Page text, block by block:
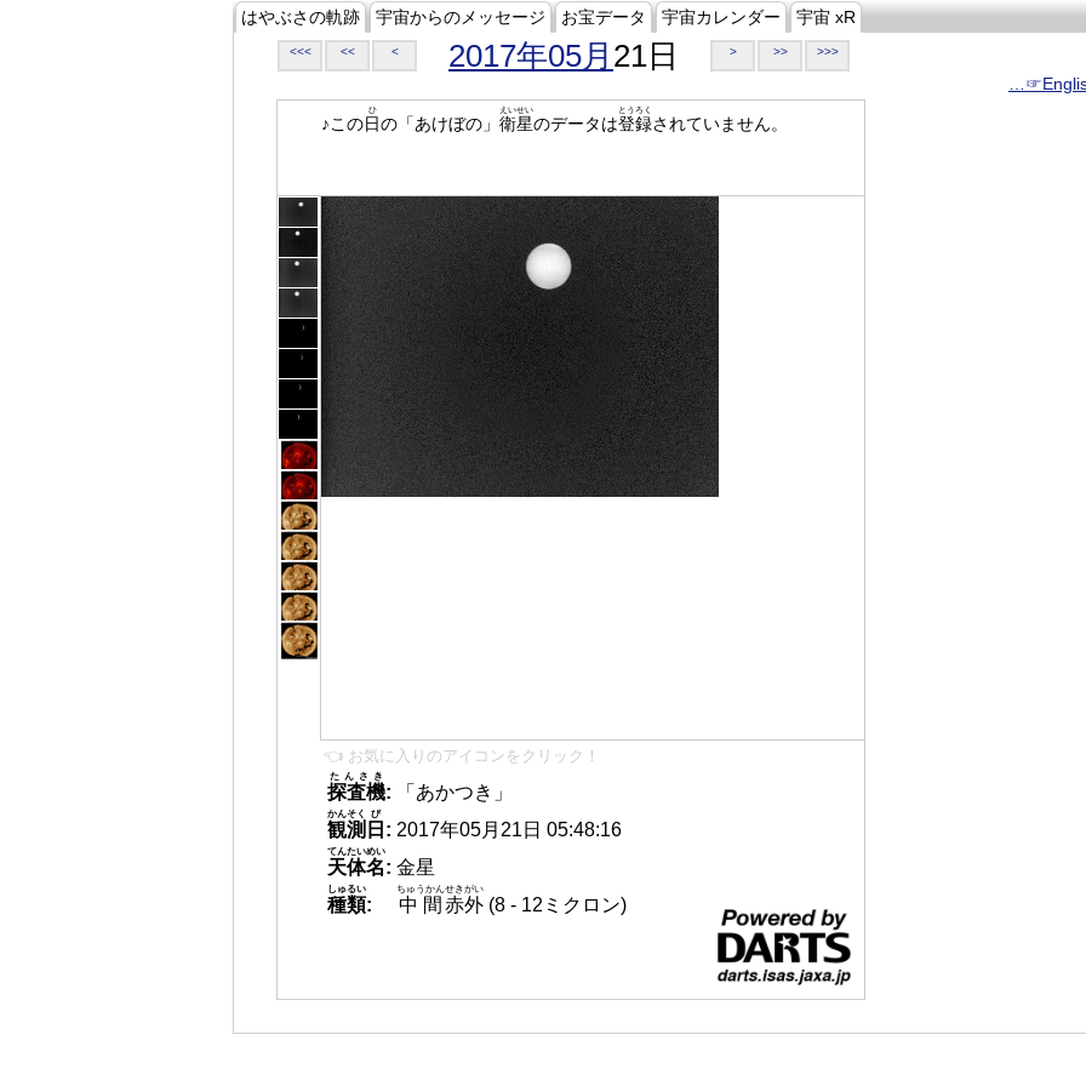
はやぶさの軌跡 宇宙からのメッセージ お宝データ 宇宙カレンダー 宇宙 xR
<<< << < 2017年05月 21日 > >> >>>
♪この日
ひ
の「あけぼの」 衛星
えいせい
のデータは登録
とうろく
されていません。
👈 お気に入りのアイコンをクリック！
探査機
たんさき
:
「あかつき」
観測
かんそく
日
び
: 2017年05月21日 05:48:16
天体名
てんたいめい
: 金星
種類
しゅるい
: 中間
ちゅうかん
赤外
せきがい
(8 - 12ミクロン)